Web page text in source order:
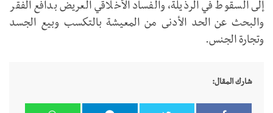
إلى السقوط في الرذيلة، والفساد الأخلاقي العريض بدافع الفقر
والبحث عن الحد الأدنى من المعيشة بالتكسب وبيع الجسد
وتجارة الجنس.
شارك المقال: